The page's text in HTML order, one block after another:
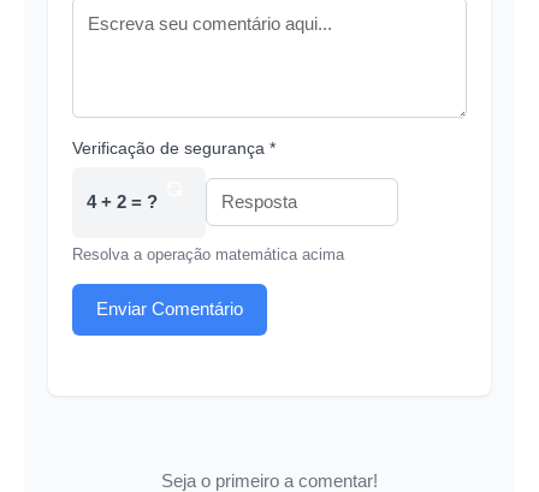
Verificação de segurança *
4 + 2 = ?
Resolva a operação matemática acima
Enviar Comentário
Seja o primeiro a comentar!